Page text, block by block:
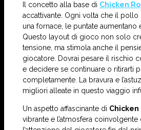
Il concetto alla base di Chicken
accattivante. Ogni volta che il pollo
una fornace, le puntate aumentano
Questo layout di gioco non solo
tensione, ma stimola anche il
giocatore. Dovrai pesare il rischio
e decidere se continuare o ritirarti
completamente. La bravura e
migliori alleate in questo viaggio
Un aspetto affascinante di Chicken
vibrante e l’atmosfera coinvolgente